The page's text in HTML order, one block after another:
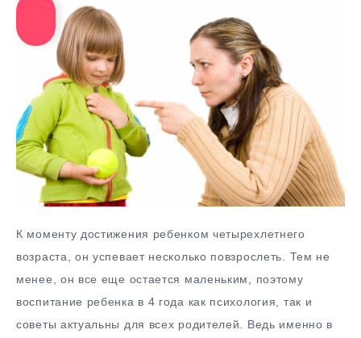
К моменту достижения ребенком четырехлетнего
возраста, он успевает несколько повзрослеть. Тем не
менее, он все еще остается маленьким, поэтому
воспитание ребенка в 4 года как психология, так и
советы актуальны для всех родителей. Ведь именно в